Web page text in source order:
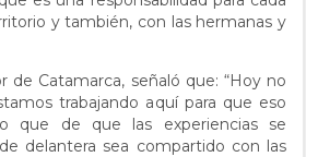
y también, con las hermanas y
Catamarca, señaló que: “Hoy no
trabajando aquí para que eso
que de que las experiencias se
delantera sea compartido con las